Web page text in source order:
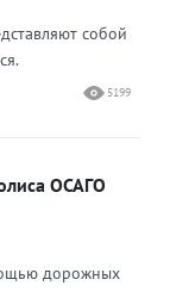
собой
5199
ОСАГО
дорожных